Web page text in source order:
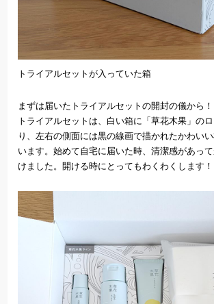
トライアルセットが入っていた箱
まずは届いたトライアルセットの開封の儀から！
トライアルセットは、白い箱に「草花木果」の
り、左右の側面には黒の線画で描かれたかわい
います。始めて自宅に届いた時、清潔感があっ
けました。開ける時にとってもわくわくします！